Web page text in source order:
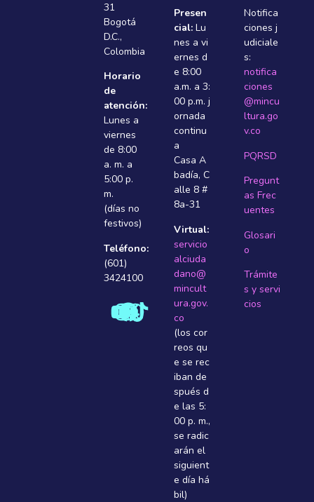
31
Bogotá
D.C.,
Colombia
Horario
de
atención:
Lunes a
viernes
de 8:00
a. m. a
5:00 p.
m.
(días no
festivos)
Teléfono:
(601)
3424100
Presen
cial: Lu
nes a vi
ernes d
e 8:00
a.m. a 3:
00 p.m. j
ornada
continu
a
Casa A
badí­a, C
alle 8 #
8a-31
Virtual:
servicio
alciuda
dano@
mincult
ura.gov.
co
(los cor
reos qu
e se rec
iban de
spués d
e las 5:
00 p. m.,
se radic
arán el
siguient
e dí­a há
bil)
Notifica
ciones j
udiciale
s:
notifica
ciones
@mincu
ltura.go
v.co
PQRSD
Pregunt
as Frec
uentes
Glosari
o
Trámite
s y servi
cios